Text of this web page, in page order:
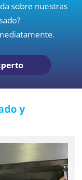
sobre nuestras
y